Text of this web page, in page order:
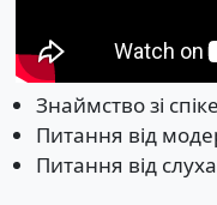
Знаймство зі
Питання від
Питання від